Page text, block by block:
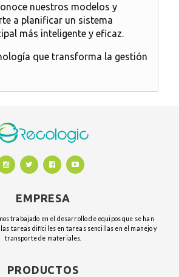
nuestros modelos y
a planificar un sistema
más inteligente y eficaz.
que transforma la gestión
EMPRESA
trabajado en el desarrollo de equipos que se han
tareas difíciles en tareas sencillas en el manejo y
transporte de materiales.
PRODUCTOS